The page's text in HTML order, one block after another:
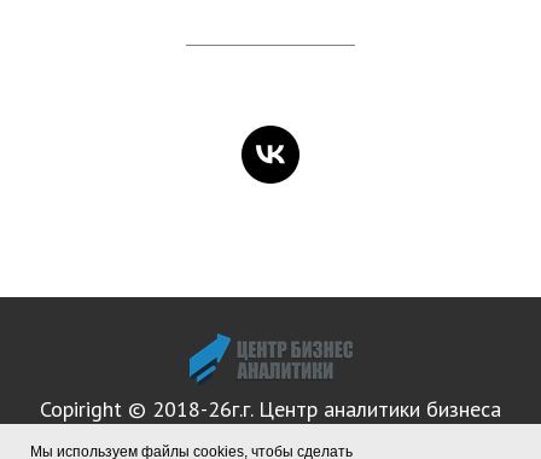
Copiright © 2018-26г.г. Центр аналитики бизнеса
Мы используем файлы cookies, чтобы сделать